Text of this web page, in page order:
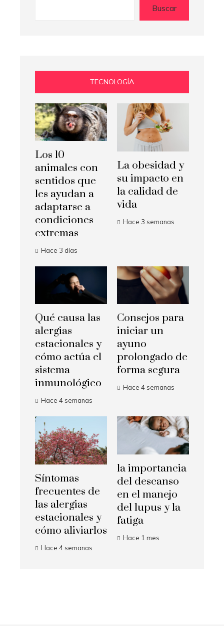
Buscar
TECNOLOGÍA
Los 10
animales con
sentidos que
les ayudan a
adaptarse a
condiciones
extremas
Hace 3 días
La obesidad y
su impacto en
la calidad de
vida
Hace 3 semanas
Qué causa las
alergias
estacionales y
cómo actúa el
sistema
inmunológico
Hace 4 semanas
Consejos para
iniciar un
ayuno
prolongado de
forma segura
Hace 4 semanas
Síntomas
frecuentes de
las alergias
estacionales y
cómo aliviarlos
Hace 4 semanas
la importancia
del descanso
en el manejo
del lupus y la
fatiga
Hace 1 mes